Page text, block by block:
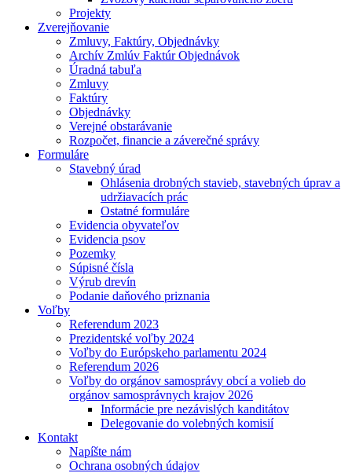
Projekty
Zverejňovanie
Zmluvy, Faktúry, Objednávky
Archív Zmlúv Faktúr Objednávok
Úradná tabuľa
Zmluvy
Faktúry
Objednávky
Verejné obstarávanie
Rozpočet, financie a záverečné správy
Formuláre
Stavebný úrad
Ohlásenia drobných stavieb, stavebných úprav a
udržiavacích prác
Ostatné formuláre
Evidencia obyvateľov
Evidencia psov
Pozemky
Súpisné čísla
Výrub drevín
Podanie daňového priznania
Voľby
Referendum 2023
Prezidentské voľby 2024
Voľby do Európskeho parlamentu 2024
Referendum 2026
Voľby do orgánov samosprávy obcí a volieb do
orgánov samosprávnych krajov 2026
Informácie pre nezávislých kanditátov
Delegovanie do volebných komisií
Kontakt
Napíšte nám
Ochrana osobných údajov